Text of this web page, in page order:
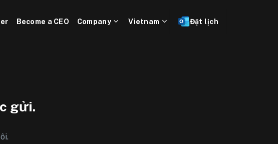
Become a CEO Company Vietnam Đặt lịch
gửi.